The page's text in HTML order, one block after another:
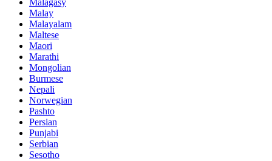
Malagasy
Malay
Malayalam
Maltese
Maori
Marathi
Mongolian
Burmese
Nepali
Norwegian
Pashto
Persian
Punjabi
Serbian
Sesotho